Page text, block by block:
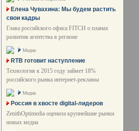
Елена Чувахина: Мы будем растить
свои кадры
Глава российского офиса FITCH о планах
развития агентства в регионе
Медиа
RTB готовит наступление
Технология к 2015 году займет 18%
российского рынка интернет-рекламы
Медиа
Россия в хвосте digital-лидеров
ZenithOptimedia оценила крупнейшие рынки
новых медиа